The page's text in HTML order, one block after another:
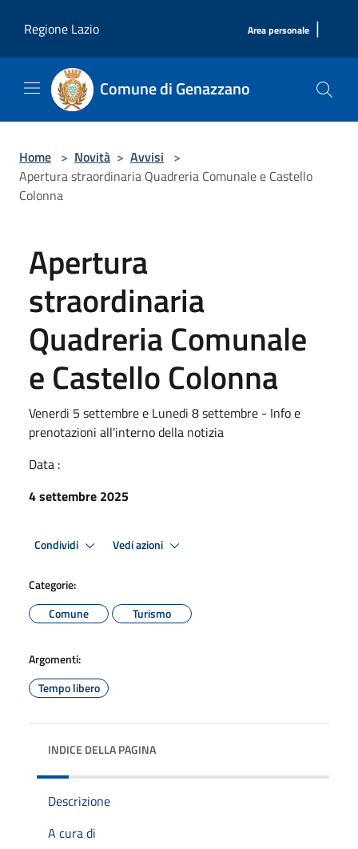
Regione Lazio
Area personale |
Comune di Genazzano
Home > Novità > Avvisi >
Apertura straordinaria Quadreria Comunale e Castello
Colonna
Apertura
straordinaria
Quadreria Comunale
e Castello Colonna
Venerdi 5 settembre e Lunedi 8 settembre - Info e
prenotazioni all'interno della notizia
Data :
4 settembre 2025
Condividi Vedi azioni
Categorie:
Comune
Turismo
Argomenti:
Tempo libero
INDICE DELLA PAGINA
Descrizione
A cura di